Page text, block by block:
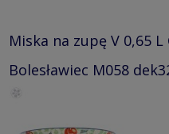
Miska na zupę V 0,65
Bolesławiec M058